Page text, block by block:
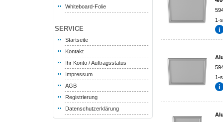
Whiteboard-Folie
SERVICE
Startseite
Kontakt
Ihr Konto / Auftragsstatus
Impressum
AGB
Registrierung
Datenschutzerklärung
1-
1-